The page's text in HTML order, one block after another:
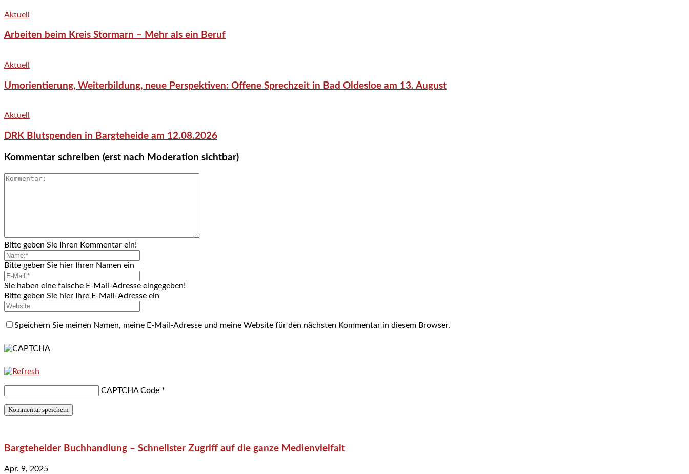
Aktuell
Arbeiten beim Kreis Stormarn – Mehr als ein Beruf
Aktuell
Umorientierung, Weiterbildung, neue Perspektiven: Offene Sprechzeit in Bad Oldesloe am 13. August
Aktuell
DRK Blutspenden in Bargteheide am 12.08.2026
Kommentar schreiben (erst nach Moderation sichtbar)
Bitte geben Sie Ihren Kommentar ein!
Bitte geben Sie hier Ihren Namen ein
Sie haben eine falsche E-Mail-Adresse eingegeben!
Bitte geben Sie hier Ihre E-Mail-Adresse ein
Speichern Sie meinen Namen, meine E-Mail-Adresse und meine Website für den nächsten Kommentar in diesem Browser.
CAPTCHA Code *
Bargteheider Buchhandlung – Schnellster Zugriff auf die ganze Medienvielfalt
Apr. 9, 2025